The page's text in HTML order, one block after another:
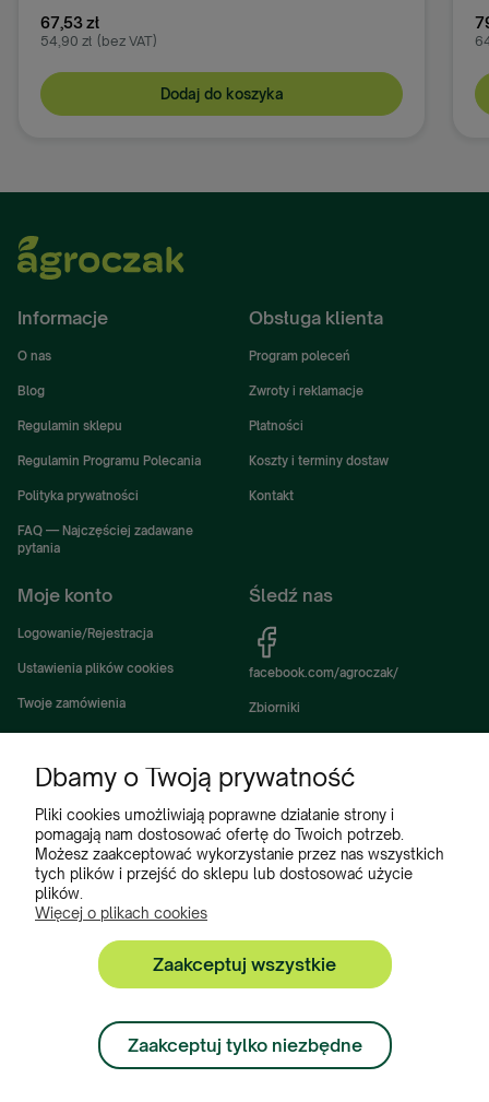
79,00 zł
64,23 zł (bez VAT)
Dodaj do koszyka
Informacje
O nas
Blog
Regulamin sklepu
Regulamin Programu Polecania
Polityka prywatności
FAQ — Najczęściej zadawane
pytania
Obsługa klienta
Program poleceń
Zwroty i reklamacje
Płatności
Koszty i terminy dostaw
Kontakt
Moje konto
Logowanie/Rejestracja
Ustawienia plików cookies
Twoje zamówienia
Ustawienia konta
Ulubione
Śledź nas
facebook.com/agroczak/
Zbiorniki
Akcesoria i wyposażenie zbiorników
Zbiorniki na deszczówkę
Częsci do maszyn rolniczych
Części do ciągników
Zbiorniki, Program Poleceń, Akcesoria do zbiorników:
+48 222 508 449
Zamówienia:
Dbamy o Twoją prywatność
Pliki cookies umożliwiają poprawne działanie strony i
pomagają nam dostosować ofertę do Twoich potrzeb.
Możesz zaakceptować wykorzystanie przez nas wszystkich
tych plików i przejść do sklepu lub dostosować użycie
plików.
Więcej o plikach cookies
Zaakceptuj wszystkie
Zaakceptuj tylko niezbędne